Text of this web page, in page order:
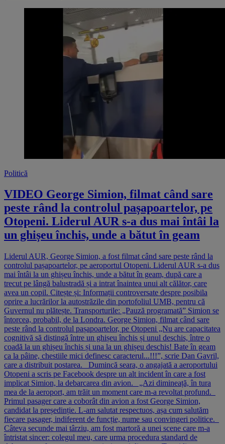
Politică
VIDEO George Simion, filmat când sare
peste rând la controlul pașapoartelor, pe
Otopeni. Liderul AUR s-a dus mai întâi la
un ghișeu închis, unde a bătut în geam
Liderul AUR, George Simion, a fost filmat când sare peste rând la
controlul pașapoartelor, pe aeroportul Otopeni. Liderul AUR s-a dus
mai întâi la un ghișeu închis, unde a bătut în geam, după care a
trecut pe lângă balustradă și a intrat înaintea unui alt călător, care
avea un copil. Citește și: Informații controversate despre posibila
oprire a lucrărilor la autostrăzile din portofoliul UMB, pentru că
Guvernul nu plătește. Transporturile: „Pauză programată” Simion se
întorcea, probabil, de la Londra. George Simion, filmat când sare
peste rând la controlul pașapoartelor, pe Otopeni „Nu are capacitatea
cognitivă să distingă între un ghișeu închis și unul deschis, între o
coadă la un ghișeu închis și una la un ghișeu deschis! Bate în geam
ca la pâine, chestiile mici definesc caracterul...!!!”, scrie Dan Gavril,
care a distribuit postarea. Dumincă seara, o angajată a aeroportului
Otopeni a scris pe Facebook despre un alt incident în care a fost
implicat Simion, la debarcarea din avion. „Azi dimineață, în tura
mea de la aeroport, am trăit un moment care m-a revoltat profund.
Primul pasager care a coborât din avion a fost George Simion,
candidat la președinție. L-am salutat respectuos, așa cum salutăm
fiecare pasager, indiferent de funcție, nume sau convingeri politice.
Câteva secunde mai târziu, am fost martoră a unei scene care m-a
întristat sincer: colegul meu, care urma procedura standard de